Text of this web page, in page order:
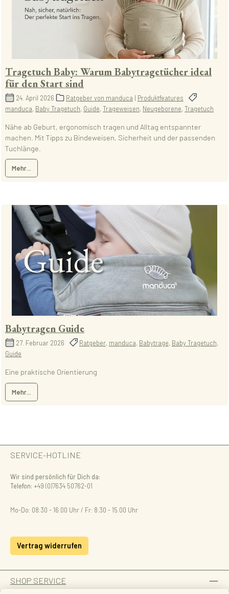
Tragetuch Baby: Warum Babytragetücher ideal
für den Start sind
24. April 2026 Ratgeber von manduca | Produktfeatures
manduca, Baby Tragetuch, Guide,Trageweisen, Neugeborene,Tragetuch
Nähe ab Geburt, ergonomisch tragen und Alltag entspannter
machen. Mit Tipps zu Bindeweisen, Sicherheit und der passenden
Tuchlänge.
Mehr...
Babytragen Guide
27. Februar 2026 Ratgeber, manduca, Babytrage, Baby Tragetuch,
Guide
Eine praktische Orientierung
Mehr...
SERVICE-HOTLINE
Wir sind persönlich für Dich da:
Telefon: +49 (0)7634 50762-01
Mo-Do: 08:30 - 16:00 Uhr / Fr: 8:30 - 15.00 Uhr
Vertrag widerrufen
SHOP SERVICE